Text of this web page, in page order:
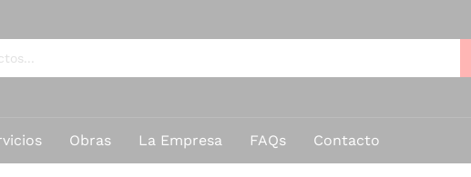
Obras La Empresa FAQs Contacto